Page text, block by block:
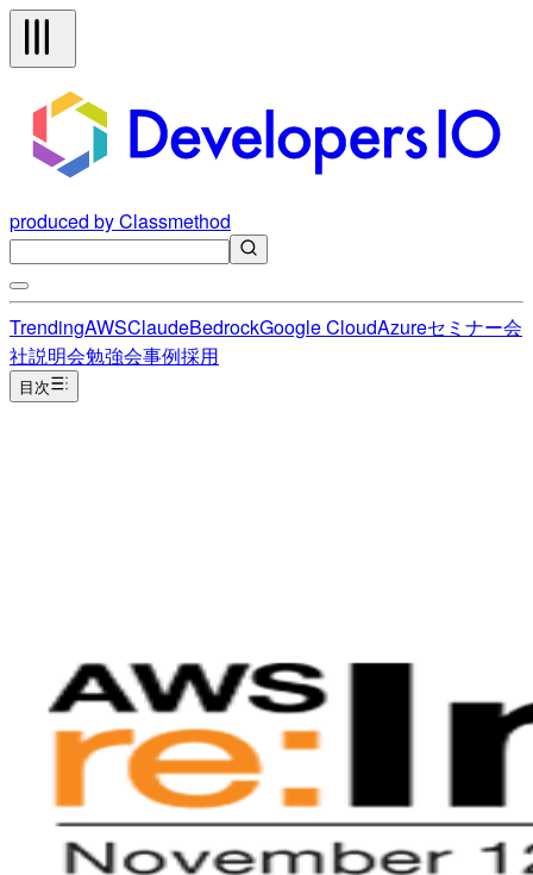
produced by Classmethod
TrendingAWSClaudeBedrockGoogle CloudAzureセミナー会
社説明会勉強会事例採用
目次